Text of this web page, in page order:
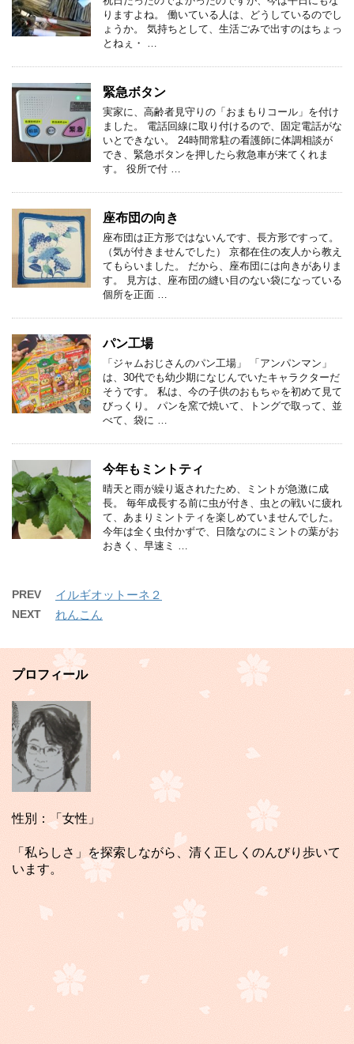
りますよね。 働いている人は、どうしているのでし
ょうか。 気持ちとして、生活ごみで出すのはちょっ
とねぇ・ …
緊急ボタン
実家に、高齢者見守りの「おまもりコール」を付け
ました。 電話回線に取り付けるので、固定電話がな
いとできない。 24時間常駐の看護師に体調相談が
でき、緊急ボタンを押したら救急車が来てくれま
す。 役所で付 …
座布団の向き
座布団は正方形ではないんです、長方形ですって。
（気が付きませんでした） 京都在住の友人から教え
てもらいました。 だから、座布団には向きがありま
す。 見方は、座布団の縫い目のない袋になっている
個所を正面 …
パン工場
「ジャムおじさんのパン工場」 「アンパンマン」
は、30代でも幼少期になじんでいたキャラクターだ
そうです。 私は、今の子供のおもちゃを初めて見て
びっくり。 パンを窯で焼いて、トングで取って、並
べて、袋に …
今年もミントティ
晴天と雨が繰り返されたため、ミントが急激に成
長。 毎年成長する前に虫が付き、虫との戦いに疲れ
て、あまりミントティを楽しめていませんでした。
今年は全く虫付かずで、日陰なのにミントの葉がお
おきく、早速ミ …
PREV イルギオットーネ２
NEXT れんこん
プロフィール
性別：「女性」
「私らしさ」を探索しながら、清く正しくのんびり歩いて
います。